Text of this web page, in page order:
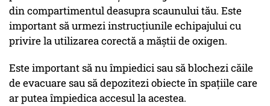
din compartimentul deasupra scaunului tău. Este
important să urmezi instrucțiunile echipajului cu
privire la utilizarea corectă a măștii de oxigen.
Este important să nu împiedici sau să blochezi căile
de evacuare sau să depozitezi obiecte în spațiile care
ar putea împiedica accesul la acestea.